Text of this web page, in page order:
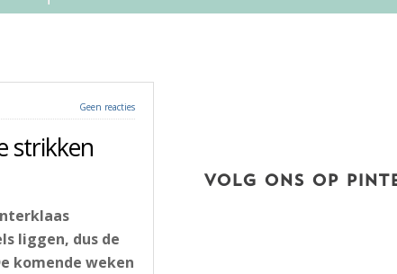
Geen reacties
strikken
liggen, dus de
komende weken
VOLG ONS OP